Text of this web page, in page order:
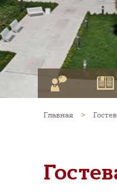
Главная >